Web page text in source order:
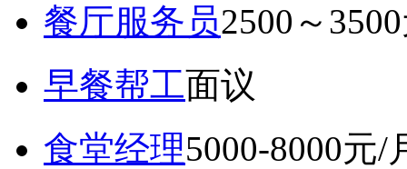
餐厅服务员2500～
早餐帮工面议
食堂经理5000-8000元/